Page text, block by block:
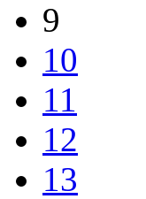
9
10
11
12
13